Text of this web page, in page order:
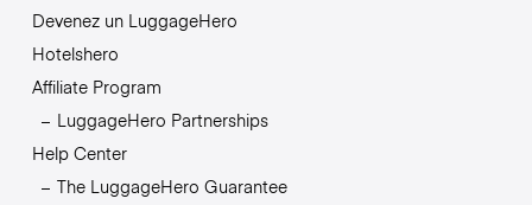
Devenez un LuggageHero
Hotelshero
Affiliate Program
LuggageHero Partnerships
Help Center
The LuggageHero Guarantee